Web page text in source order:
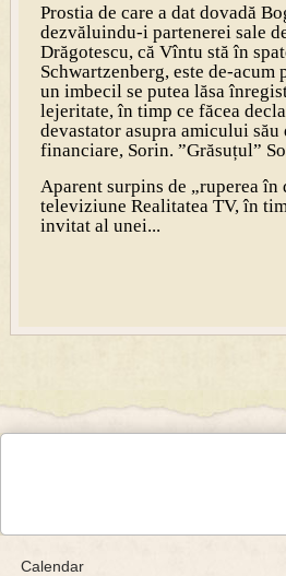
Prostia de care a dat dovadă
dezvăluindu-i partenerei sale
Drăgotescu, că Vîntu stă în
Schwartzenberg, este de-acum
un imbecil se putea lăsa
lejeritate, în timp ce făcea
devastator asupra amicului
financiare, Sorin. ”Grăsuțul”
Aparent surpins de „ruperea în
televiziune Realitatea TV, în
invitat al unei...
Calendar